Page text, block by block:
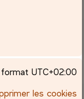
r
UTC+02:00
les cookies